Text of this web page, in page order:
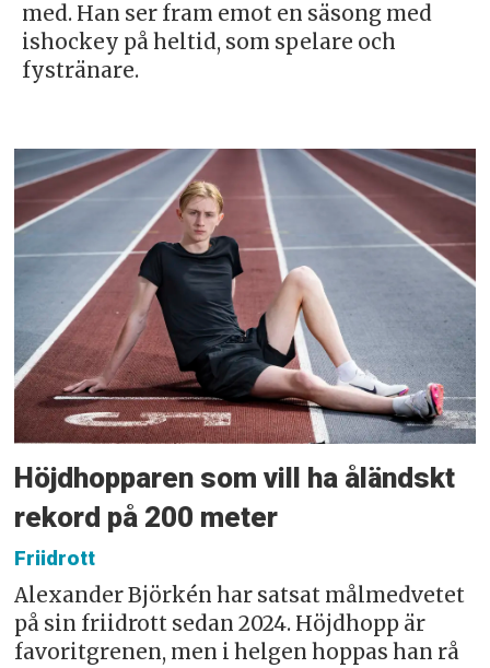
med. Han ser fram emot en säsong med
ishockey på heltid, som spelare och
fystränare.
Höjdhopparen som vill ha åländskt
rekord på 200 meter
Friidrott
Alexander Björkén har satsat målmedvetet
på sin friidrott sedan 2024. Höjdhopp är
favoritgrenen, men i helgen hoppas han rå